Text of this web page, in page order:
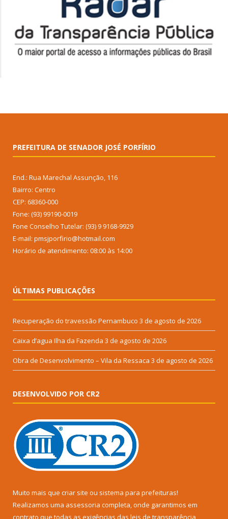
PREFEITURA DE SENADOR JOSÉ PORFÍRIO
End.: Rua Marechal Assunção, 116
Bairro: Centro
CEP: 68360-000
Fone: (93) 99190-0019
Fone Conselho Tutelar: (93) 9 9168-9929
E-mail: pmsjporfirio@hotmail.com
Horário de atendimento: 08:00 às 14:00
ÚLTIMAS PUBLICAÇÕES
Recuperação do travessão Pernambuco 3 de agosto de 2026
Caixa d’agua Ilha da Fazenda 3 de agosto de 2026
Obra de Desenvolvimento – Vila da Ressaca 3 de agosto de 2026
DESENVOLVIDO POR CR2
Muito mais que criar site ou sistema para prefeituras!
Realizamos uma assessoria completa, onde garantimos em
contrato que todas as exigências das leis de transparência